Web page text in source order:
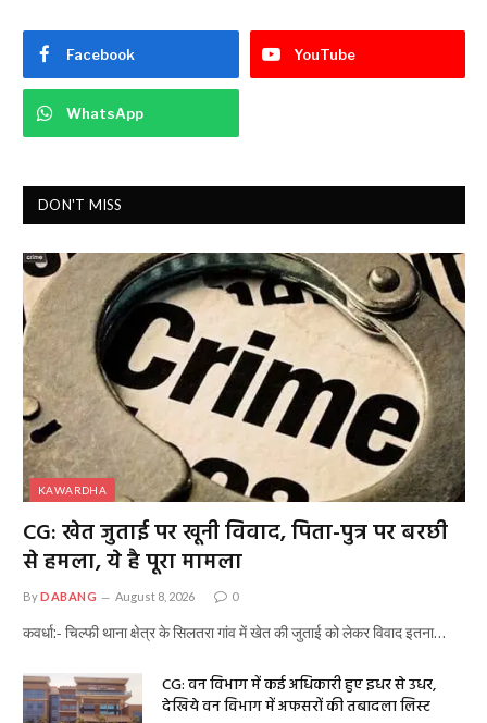
Facebook YouTube
WhatsApp
DON'T MISS
KAWARDHA
CG: खेत जुताई पर खूनी विवाद, पिता-पुत्र पर बरछी
से हमला, ये है पूरा मामला
ByDABANG August 8, 2026 0
कवर्धा:- चिल्फी थाना क्षेत्र के सिलतरा गांव में खेत की जुताई को लेकर विवाद इतना…
CG: वन विभाग में कई अधिकारी हुए इधर से उधर,
देखिये वन विभाग में अफसरों की तबादला लिस्ट